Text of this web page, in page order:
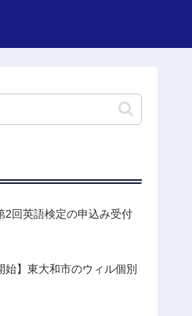
2回英語検定の申込み受付
始】東大和市のウィル個別